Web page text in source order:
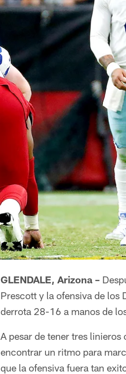
GLENDALE, Arizona –
Prescott y la ofensiva de los
derrota 28-16 a manos de
A pesar de tener tres
encontrar un ritmo para
que la ofensiva fuera tan